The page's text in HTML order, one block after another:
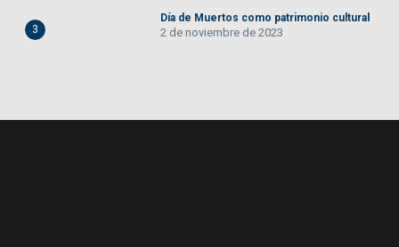
3
Día de Muertos como patrimonio cultural
2 de noviembre de 2023